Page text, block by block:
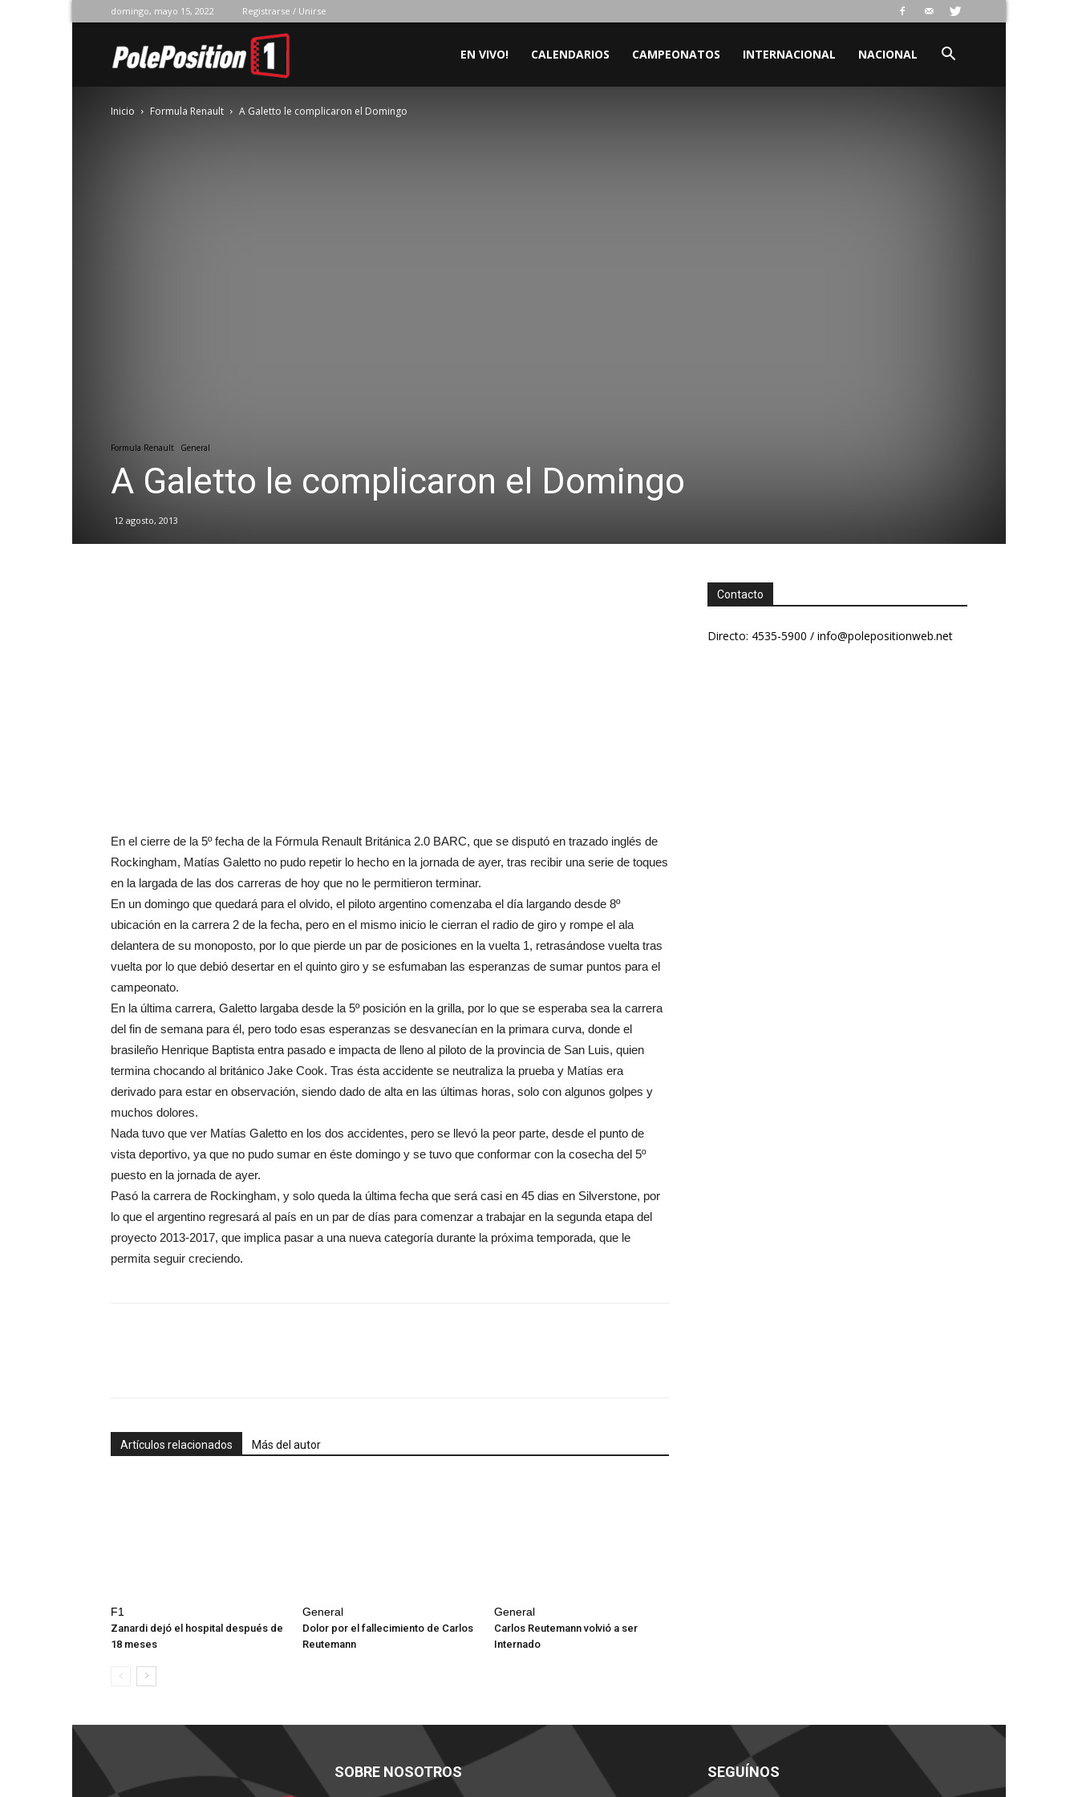
domingo, mayo 15, 2022 Registrarse / Unirse
Position
EN VIVO! CALENDARIOS CAMPEONATOS INTERNACIONAL NACIONAL
Inicio Formula Renault A Galetto le complicaron el Domingo
Formula Renault General
A Galetto le complicaron el Domingo
12 agosto, 2013
En el cierre de la 5º fecha de la Fórmula Renault Británica 2.0 BARC, que se disputó en trazado inglés de
Rockingham, Matías Galetto no pudo repetir lo hecho en la jornada de ayer, tras recibir una serie de toques
en la largada de las dos carreras de hoy que no le permitieron terminar.
En un domingo que quedará para el olvido, el piloto argentino comenzaba el día largando desde 8º
ubicación en la carrera 2 de la fecha, pero en el mismo inicio le cierran el radio de giro y rompe el ala
delantera de su monoposto, por lo que pierde un par de posiciones en la vuelta 1, retrasándose vuelta tras
vuelta por lo que debió desertar en el quinto giro y se esfumaban las esperanzas de sumar puntos para el
campeonato.
En la última carrera, Galetto largaba desde la 5º posición en la grilla, por lo que se esperaba sea la carrera
del fin de semana para él, pero todo esas esperanzas se desvanecían en la primara curva, donde el
brasileño Henrique Baptista entra pasado e impacta de lleno al piloto de la provincia de San Luis, quien
termina chocando al británico Jake Cook. Tras ésta accidente se neutraliza la prueba y Matías era
derivado para estar en observación, siendo dado de alta en las últimas horas, solo con algunos golpes y
muchos dolores.
Nada tuvo que ver Matías Galetto en los dos accidentes, pero se llevó la peor parte, desde el punto de
vista deportivo, ya que no pudo sumar en éste domingo y se tuvo que conformar con la cosecha del 5º
puesto en la jornada de ayer.
Pasó la carrera de Rockingham, y solo queda la última fecha que será casi en 45 dias en Silverstone, por
lo que el argentino regresará al país en un par de días para comenzar a trabajar en la segunda etapa del
proyecto 2013-2017, que implica pasar a una nueva categoría durante la próxima temporada, que le
permita seguir creciendo.
Artículos relacionados Más del autor
F1
Zanardi dejó el hospital después de
18 meses
General
Dolor por el fallecimiento de Carlos
Reutemann
General
Carlos Reutemann volvió a ser
Internado
Contacto
Directo: 4535-5900 / info@polepositionweb.net
SOBRE NOSOTROS SEGUÍNOS